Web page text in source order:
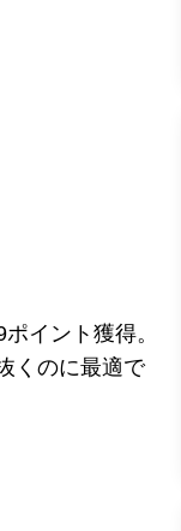
イント獲得。
くのに最適で